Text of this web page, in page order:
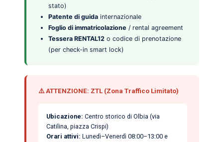
stato)
Patente di guidainternazionale
Foglio di immatricolazione / rental agreement
Tessera RENTAL12o codice di prenotazione
(per check-in smart lock)
⚠️ ATTENZIONE: ZTL (Zona Traffico Limitato)
Ubicazione: Centro storico di Olbia (via
Catilina, piazza Crispi)
Orari attivi: Lunedì–Venerdì 08:00–13:00 e